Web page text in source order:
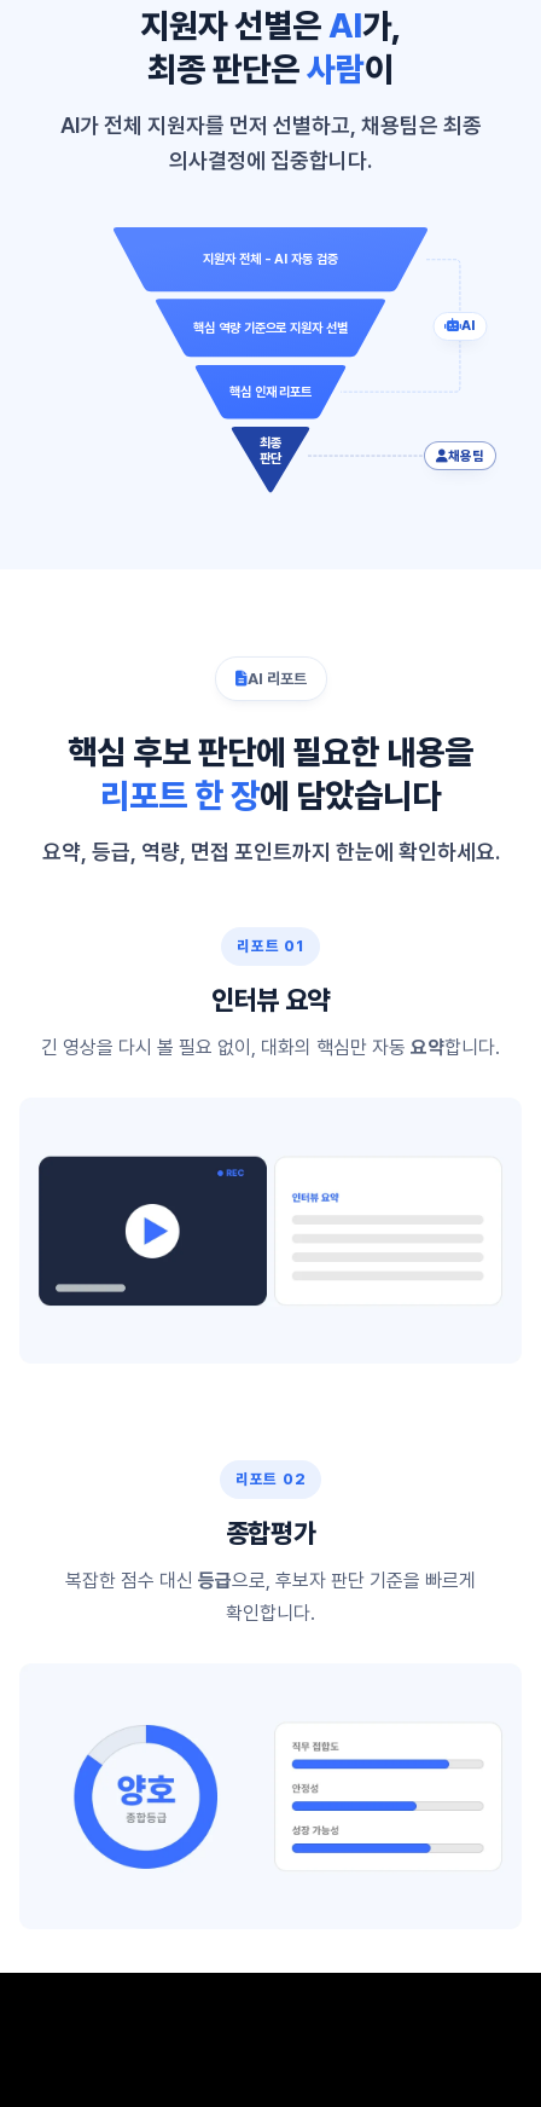
지원자 선별은AI가,
최종 판단은사람이
AI가 전체 지원자를 먼저 선별하고, 채용팀은 최종
의사결정에 집중합니다.
지원자 전체 - AI 자동 검증
핵심 역량 기준으로 지원자 선별
핵심 인재 리포트
최종
판단
AI
채용팀
AI 리포트
핵심 후보 판단에 필요한 내용을
리포트 한 장에 담았습니다
요약, 등급, 역량, 면접 포인트까지 한눈에 확인하세요.
리포트 01
인터뷰 요약
긴 영상을 다시 볼 필요 없이, 대화의 핵심만 자동 요약합니다.
리포트 02
종합평가
복잡한 점수 대신 등급으로, 후보자 판단 기준을 빠르게
확인합니다.